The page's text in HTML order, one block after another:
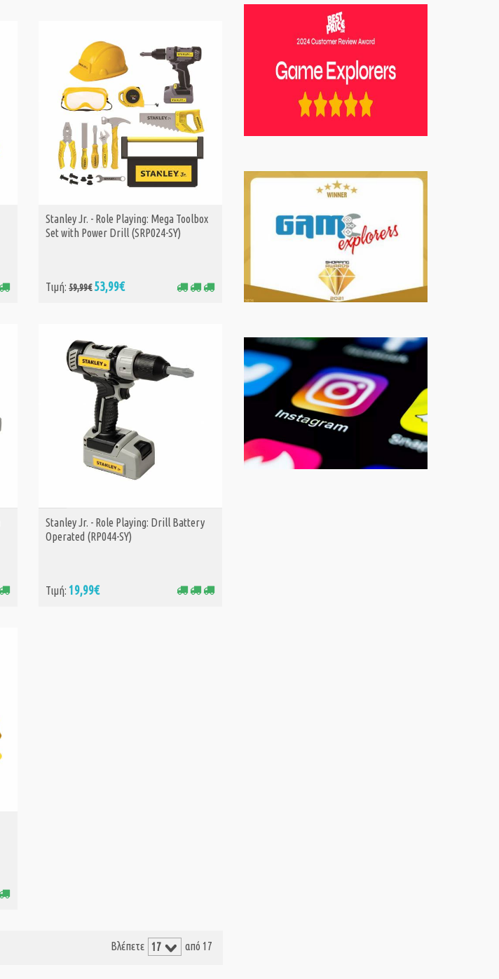
ΑΓΟΡΑ
Stanley Jr. - Role Playing: Mega Toolbox
Set with Power Drill (SRP024-SY)
Τιμή: 59,99€ 53,99€
ΑΓΟΡΑ
Stanley Jr. - Role Playing: Drill Battery
Operated (RP044-SY)
Τιμή: 19,99€
Βλέπετε από 17